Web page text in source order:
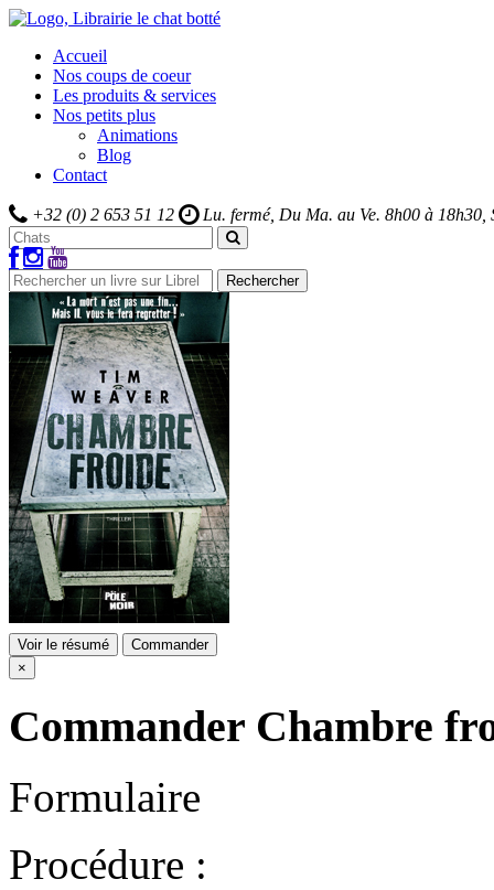
Accueil
Nos coups de coeur
Les produits & services
Nos petits plus
Animations
Blog
Contact
+32 (0) 2 653 51 12 Lu. fermé, Du Ma. au Ve. 8h00 à 18h30,
Rechercher
Voir le résumé
Commander
×
Commander Chambre
Formulaire
Procédure :